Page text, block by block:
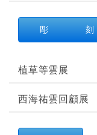
彫 刻
植草等雲展
西海祐雲回顧展